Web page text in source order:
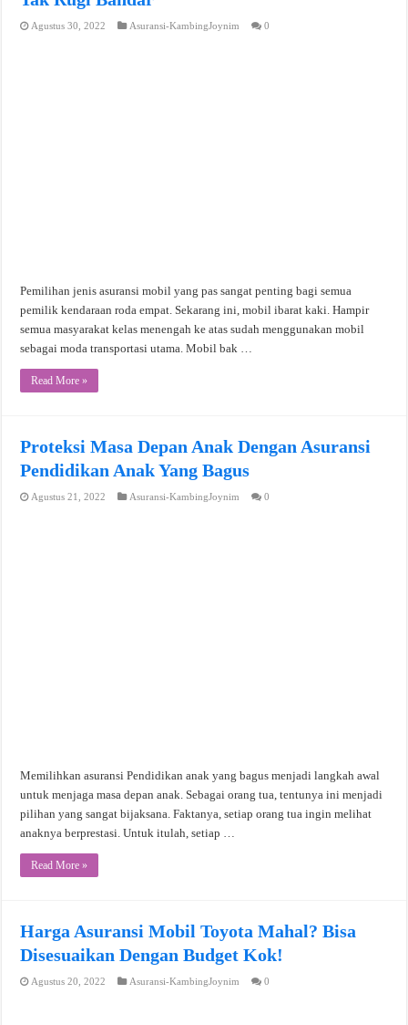
Agustus 30, 2022 Asuransi-KambingJoynim 0
Pemilihan jenis asuransi mobil yang pas sangat penting bagi semua
pemilik kendaraan roda empat. Sekarang ini, mobil ibarat kaki. Hampir
semua masyarakat kelas menengah ke atas sudah menggunakan mobil
sebagai moda transportasi utama. Mobil bak …
Read More »
Proteksi Masa Depan Anak Dengan Asuransi
Pendidikan Anak Yang Bagus
Agustus 21, 2022 Asuransi-KambingJoynim 0
Memilihkan asuransi Pendidikan anak yang bagus menjadi langkah awal
untuk menjaga masa depan anak. Sebagai orang tua, tentunya ini menjadi
pilihan yang sangat bijaksana. Faktanya, setiap orang tua ingin melihat
anaknya berprestasi. Untuk itulah, setiap …
Read More »
Harga Asuransi Mobil Toyota Mahal? Bisa
Disesuaikan Dengan Budget Kok!
Agustus 20, 2022 Asuransi-KambingJoynim 0